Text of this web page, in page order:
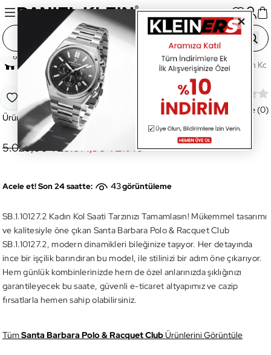
Ana Sayfa Saatler Kadın Saat SB.1.10127.2 Kadın
Favoriye Ekle
Paylaş
SB.1.10127.2 Kadın Kol Saati
Ürün Kodu:SB.1.10127.2
Değerlendirme (0)
5.029,00 TL3.014,90 TL% 40
Acele et! Son 24 saatte: 43görüntüleme
SB.1.10127.2 Kadın Kol Saati Tarzınızı Tamamlasın! Mükemmel tasarımı
ve kalitesiyle öne çıkan Santa Barbara Polo & Racquet Club
SB.1.10127.2, modern dinamikleri bileğinize taşıyor. Her detayında
ince bir işçilik barındıran bu model, ile stilinizi bir adım öne çıkarıyor.
Hem günlük kombinlerinizde hem de özel anlarınızda şıklığınızı
garantileyecek bu saate, güvenli e-ticaret altyapımız ve cazip
fırsatlarla hemen sahip olabilirsiniz.
TümSanta Barbara Polo & Racquet ClubÜrünlerini Görüntüle